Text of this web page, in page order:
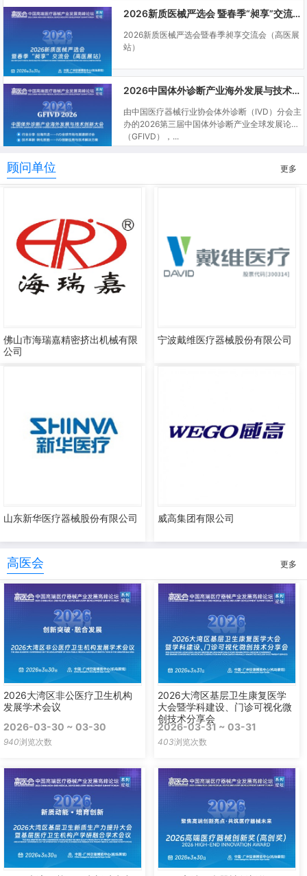
2026新质医械严选会 暨春季“昶享”交流会（高医展站）
2026新质医械严选会暨春季昶享交流会（高医展
站）
2026中国体外诊断产业海外发展与技术创新大会
由中国医疗器械行业协会体外诊断（IVD）分会主
办的2026第三届中国体外诊断产业全球发展论坛
（GFIVD），...
顾问单位 更多
佛山市海瑞嘉精密挤出机械有限
公司
宁波戴维医疗器械股份有限公司
山东新华医疗器械股份有限公司 威高集团有限公司
高医会 更多
2026大湾区非公医疗卫生机构
发展学术会议
2026-03-30 ~ 03-30
940浏览次数
2026大湾区基层卫生康复医学
大会暨学科建设、门诊可视化微
创技术分享会
2026-03-31 ~ 03-31
403浏览次数